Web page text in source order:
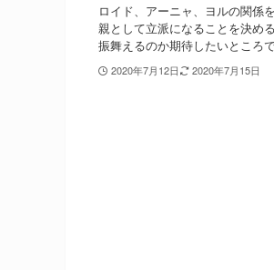
ロイド、アーニャ、ヨルの関係
親として立派になることを決め
振舞えるのか期待したいところ
2020年7月12日 2020年7月15日